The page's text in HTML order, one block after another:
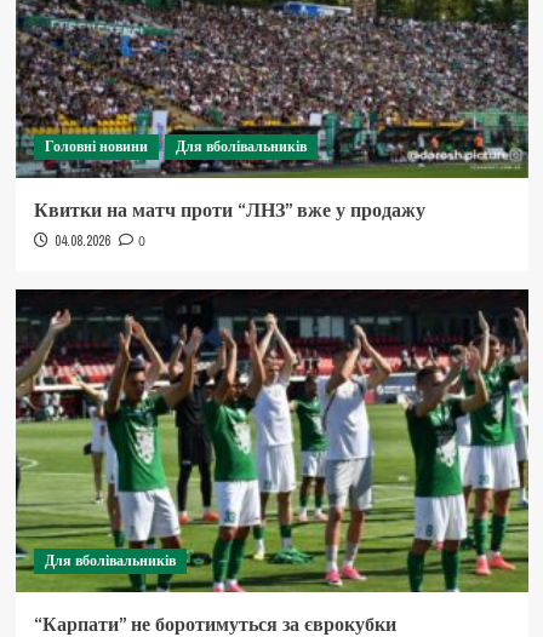
Головні новини Для вболівальників
Квитки на матч проти “ЛНЗ” вже у продажу
04.08.2026 0
Для вболівальників
“Карпати” не боротимуться за єврокубки